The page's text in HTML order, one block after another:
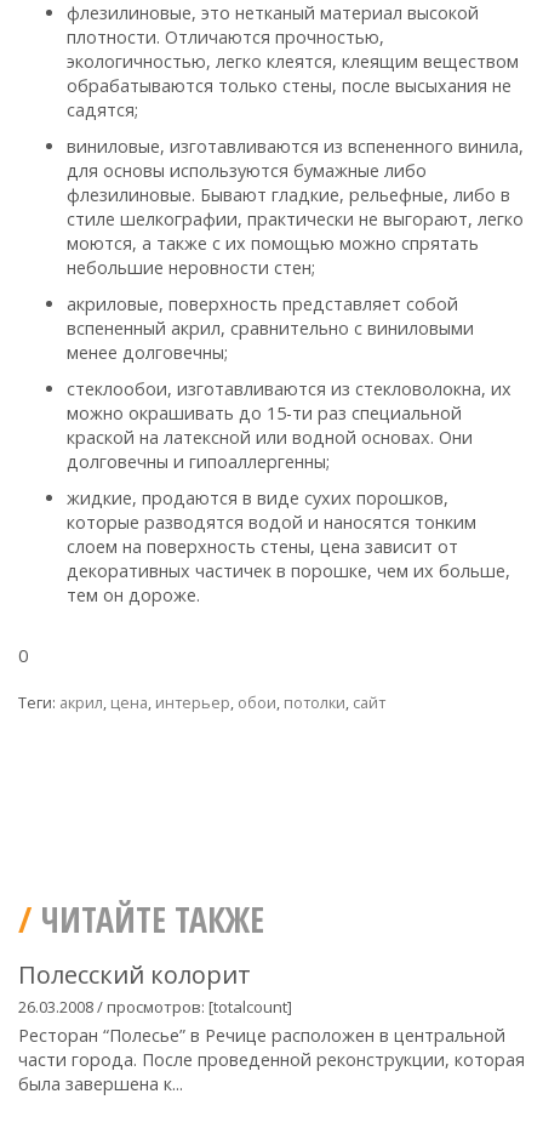
флезилиновые, это нетканый материал высокой
плотности. Отличаются прочностью,
экологичностью, легко клеятся, клеящим веществом
обрабатываются только стены, после высыхания не
садятся;
виниловые, изготавливаются из вспененного винила,
для основы используются бумажные либо
флезилиновые. Бывают гладкие, рельефные, либо в
стиле шелкографии, практически не выгорают, легко
моются, а также с их помощью можно спрятать
небольшие неровности стен;
акриловые, поверхность представляет собой
вспененный акрил, сравнительно с виниловыми
менее долговечны;
стеклообои, изготавливаются из стекловолокна, их
можно окрашивать до 15-ти раз специальной
краской на латексной или водной основах. Они
долговечны и гипоаллергенны;
жидкие, продаются в виде сухих порошков,
которые разводятся водой и наносятся тонким
слоем на поверхность стены, цена зависит от
декоративных частичек в порошке, чем их больше,
тем он дороже.
0
Теги: акрил, цена, интерьер, обои, потолки, сайт
ЧИТАЙТЕ ТАКЖЕ
Полесский колорит
26.03.2008 / просмотров: [totalcount]
Ресторан “Полесье” в Речице расположен в центральной
части города. После проведенной реконструкции, которая
была завершена к...